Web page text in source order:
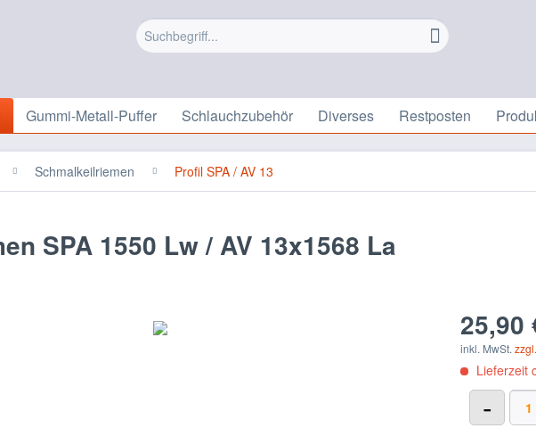
Gummi-Metall-Puffer Schlauchzubehör Diverses Restposten
Schmalkeilriemen Profil SPA / AV 13
SPA 1550 Lw / AV 13x1568 La
25,90
inkl. MwSt.
Lieferzeit
-